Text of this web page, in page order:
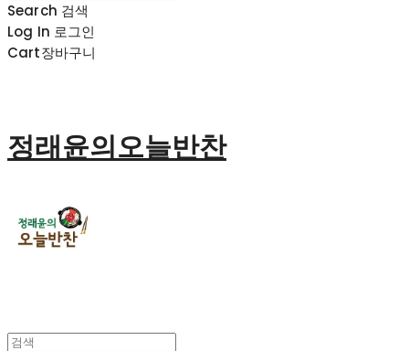
Search 검색
Log In 로그인
Cart장바구니
정래윤의오늘반찬